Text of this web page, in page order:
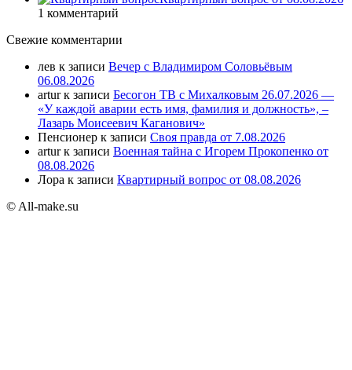
1 комментарий
Свежие комментарии
лев к записи Вечер с Владимиром Соловьёвым
06.08.2026
arturк записи Бесогон ТВ с Михалковым 26.07.2026 —
«У каждой аварии есть имя, фамилия и должность», –
Лазарь Моисеевич Каганович»
Пенсионер к записи Своя правда от 7.08.2026
arturк записи Военная тайна с Игорем Прокопенко от
08.08.2026
Лора к записи Квартирный вопрос от 08.08.2026
© All-make.su